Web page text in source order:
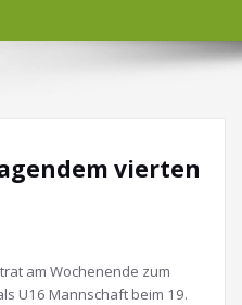
vierten
am Wochenende zum
U16 Mannschaft beim 19.